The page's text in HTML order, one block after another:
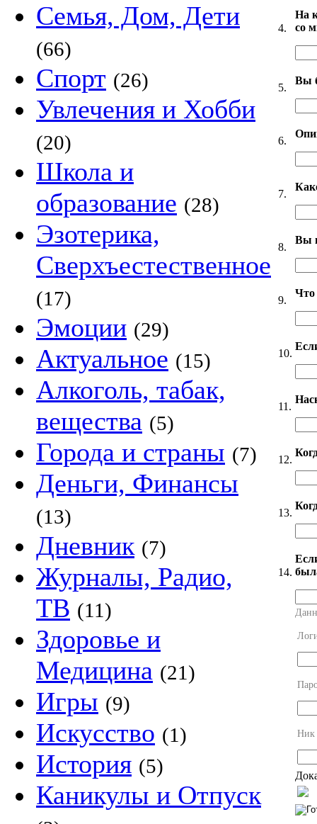
Семья, Дом, Дети
(66)
Спорт (26)
Увлечения и Хобби
(20)
Школа и
образование (28)
Эзотерика,
Сверхъестественное
(17)
Эмоции (29)
Актуальное (15)
Алкоголь, табак,
вещества (5)
Города и страны (7)
Деньги, Финансы
(13)
Дневник (7)
Журналы, Радио,
ТВ (11)
Здоровье и
Медицина (21)
Игры (9)
Искусство (1)
История (5)
Каникулы и Отпуск
4.
На
со
5.
Вы
6.
7.
8.
Вы
9.
Что
10.
11.
12.
13.
14.
Ник